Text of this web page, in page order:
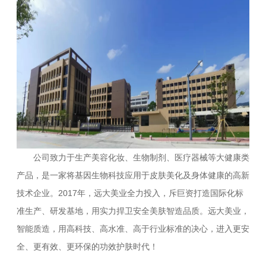
公司致力于生产美容化妆、生物制剂、医疗器械等大健康类
产品，是一家将基因生物科技应用于皮肤美化及身体健康的高新
技术企业。2017年，远大美业全力投入，斥巨资打造国际化标
准生产、研发基地，用实力捍卫安全美肤智造品质。远大美业，
智能质造，用高科技、高水准、高于行业标准的决心，进入更安
全、更有效、更环保的功效护肤时代！